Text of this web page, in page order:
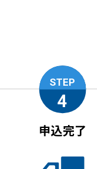
STEP
4
申込完了